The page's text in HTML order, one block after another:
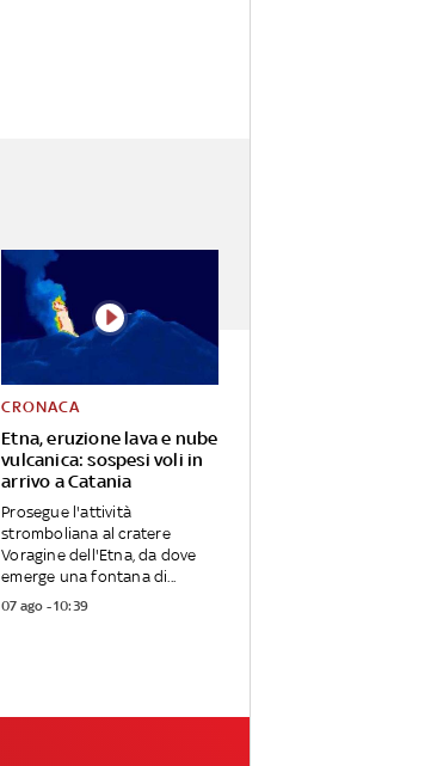
Etna, eruzione lava e nube
vulcanica: sospesi voli in
arrivo a Catania
CRONACA
Prosegue l'attività
stromboliana al cratere
Voragine dell'Etna, da dove
emerge una fontana di...
07 ago - 10:39